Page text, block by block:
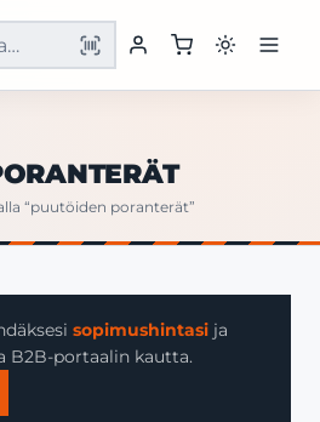
“puutöiden poranterät”
sopimushintasi ja
B2B-portaalin kautta.